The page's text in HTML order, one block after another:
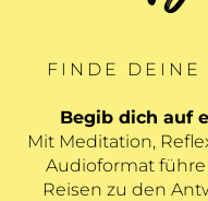
FINDE DEINE
Begib dich auf
Mit Meditation,
Audioformat
Reisen zu den